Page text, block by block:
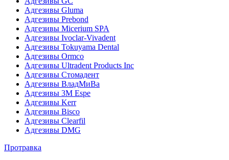
Адгезивы Gluma
Адгезивы Prebond
Адгезивы Micerium SPA
Адгезивы Ivoclar-Vivadent
Адгезивы Tokuyama Dental
Адгезивы Ormco
Адгезивы Ultradent Products Inc
Адгезивы Стомадент
Адгезивы ВладМиВа
Адгезивы 3M Espe
Адгезивы Kerr
Адгезивы Bisco
Адгезивы Clearfil
Адгезивы DMG
Протравка